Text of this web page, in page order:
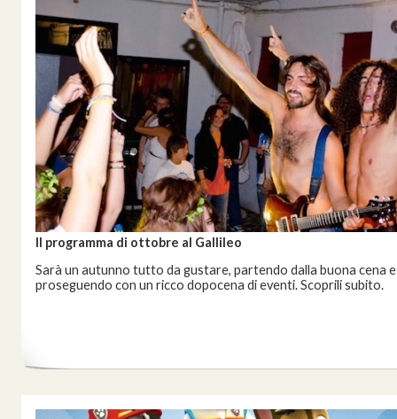
Il programma di ottobre al Gallileo
Sarà un autunno tutto da gustare, partendo dalla buona cena e
proseguendo con un ricco dopocena di eventi. Scoprili subito.